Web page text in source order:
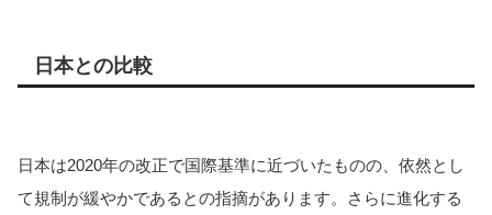
日本との比較
日本は2020年の改正で国際基準に近づいたものの、依然とし
て規制が緩やかであるとの指摘があります。さらに進化する